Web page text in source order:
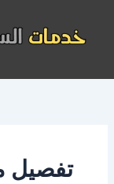
المحتوى
تفصيل